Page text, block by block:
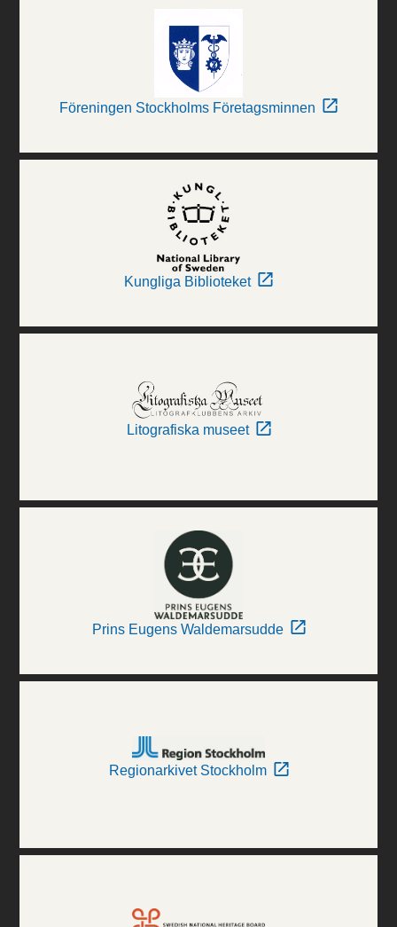
Föreningen Stockholms Företagsminnen
Kungliga Biblioteket
Litografiska museet
Prins Eugens Waldemarsudde
Regionarkivet Stockholm